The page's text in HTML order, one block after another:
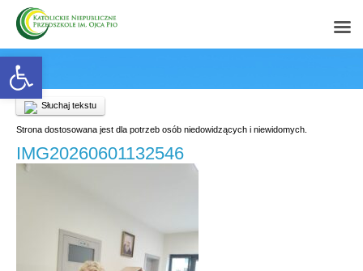
Open toolbar
Słuchaj tekstu
Strona dostosowana jest dla potrzeb osób niedowidzących i niewidomych.
IMG20260601132546